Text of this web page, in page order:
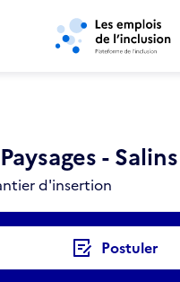
Aller au contenu
-
d'insertion
rapides Postuler
de la page
des cookies